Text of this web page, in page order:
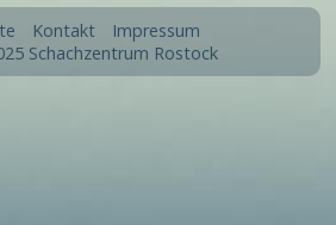
Kontakt
Impressum
Schachzentrum Rostock